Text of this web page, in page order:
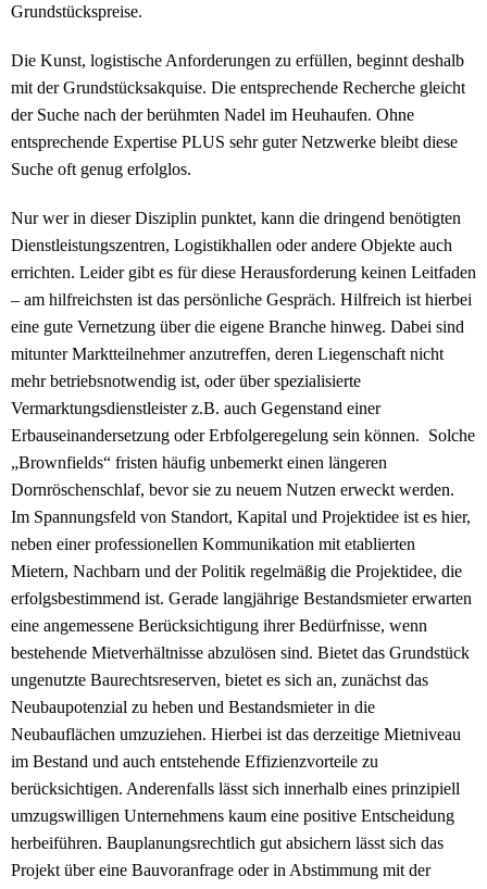
Grundstückspreise.
Die Kunst, logistische Anforderungen zu erfüllen, beginnt deshalb
mit der Grundstücksakquise. Die entsprechende Recherche gleicht
der Suche nach der berühmten Nadel im Heuhaufen. Ohne
entsprechende Expertise PLUS sehr guter Netzwerke bleibt diese
Suche oft genug erfolglos.
Nur wer in dieser Disziplin punktet, kann die dringend benötigten
Dienstleistungszentren, Logistikhallen oder andere Objekte auch
errichten. Leider gibt es für diese Herausforderung keinen Leitfaden
– am hilfreichsten ist das persönliche Gespräch. Hilfreich ist hierbei
eine gute Vernetzung über die eigene Branche hinweg. Dabei sind
mitunter Marktteilnehmer anzutreffen, deren Liegenschaft nicht
mehr betriebsnotwendig ist, oder über spezialisierte
Vermarktungsdienstleister z.B. auch Gegenstand einer
Erbauseinandersetzung oder Erbfolgeregelung sein können. Solche
„Brownfields“ fristen häufig unbemerkt einen längeren
Dornröschenschlaf, bevor sie zu neuem Nutzen erweckt werden.
Im Spannungsfeld von Standort, Kapital und Projektidee ist es hier,
neben einer professionellen Kommunikation mit etablierten
Mietern, Nachbarn und der Politik regelmäßig die Projektidee, die
erfolgsbestimmend ist. Gerade langjährige Bestandsmieter erwarten
eine angemessene Berücksichtigung ihrer Bedürfnisse, wenn
bestehende Mietverhältnisse abzulösen sind. Bietet das Grundstück
ungenutzte Baurechtsreserven, bietet es sich an, zunächst das
Neubaupotenzial zu heben und Bestandsmieter in die
Neubauflächen umzuziehen. Hierbei ist das derzeitige Mietniveau
im Bestand und auch entstehende Effizienzvorteile zu
berücksichtigen. Anderenfalls lässt sich innerhalb eines prinzipiell
umzugswilligen Unternehmens kaum eine positive Entscheidung
herbeiführen. Bauplanungsrechtlich gut absichern lässt sich das
Projekt über eine Bauvoranfrage oder in Abstimmung mit der